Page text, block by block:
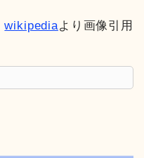
wikipediaより画像引用